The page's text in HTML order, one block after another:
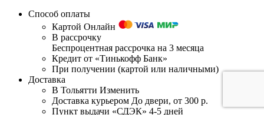
Способ оплаты
Картой Онлайн
В рассрочку
Беспроцентная рассрочка на 3 месяца
Кредит от «Тинькофф Банк»
При получении (картой или наличными)
Доставка
В Тольятти Изменить
Доставка курьером До двери, от 300 р.
Пункт выдачи «СДЭК» 4-5 дней